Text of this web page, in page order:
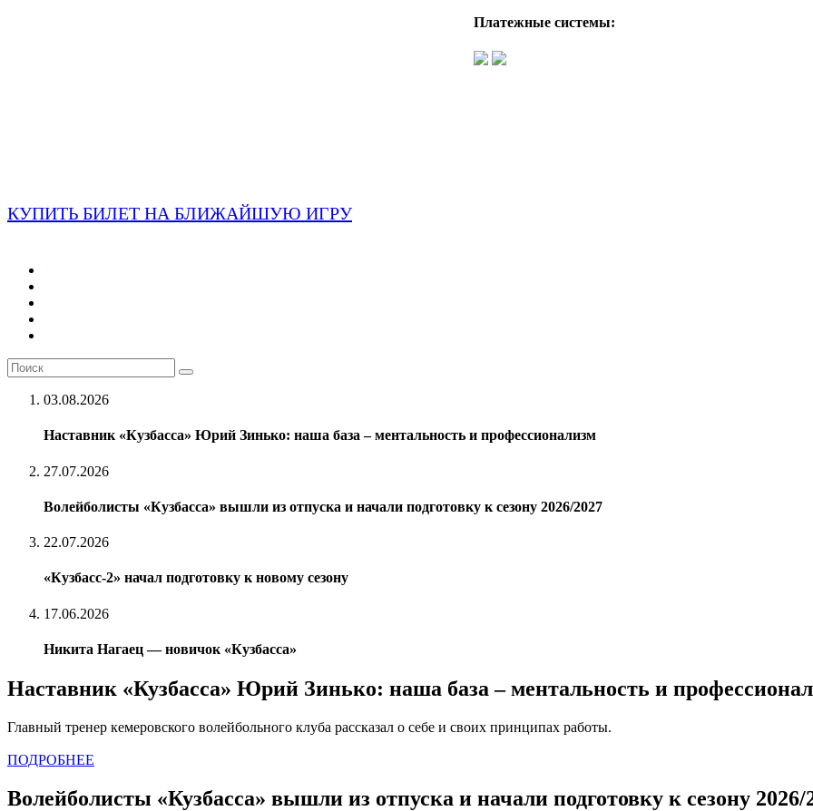
Платежные системы:
КУПИТЬ БИЛЕТ НА БЛИЖАЙШУЮ ИГРУ
03.08.2026
Наставник «Кузбасса» Юрий Зинько: наша база – ментальность и профессионализм
27.07.2026
Волейболисты «Кузбасса» вышли из отпуска и начали подготовку к сезону 2026/2027
22.07.2026
«Кузбасс-2» начал подготовку к новому сезону
17.06.2026
Никита Нагаец — новичок «Кузбасса»
Наставник «Кузбасса» Юрий Зинько: наша база – ментальность и
Главный тренер кемеровского волейбольного клуба рассказал о себе и своих принципах работы.
ПОДРОБНЕЕ
Волейболисты «Кузбасса» вышли из отпуска и начали подготовку к сезону 2026/